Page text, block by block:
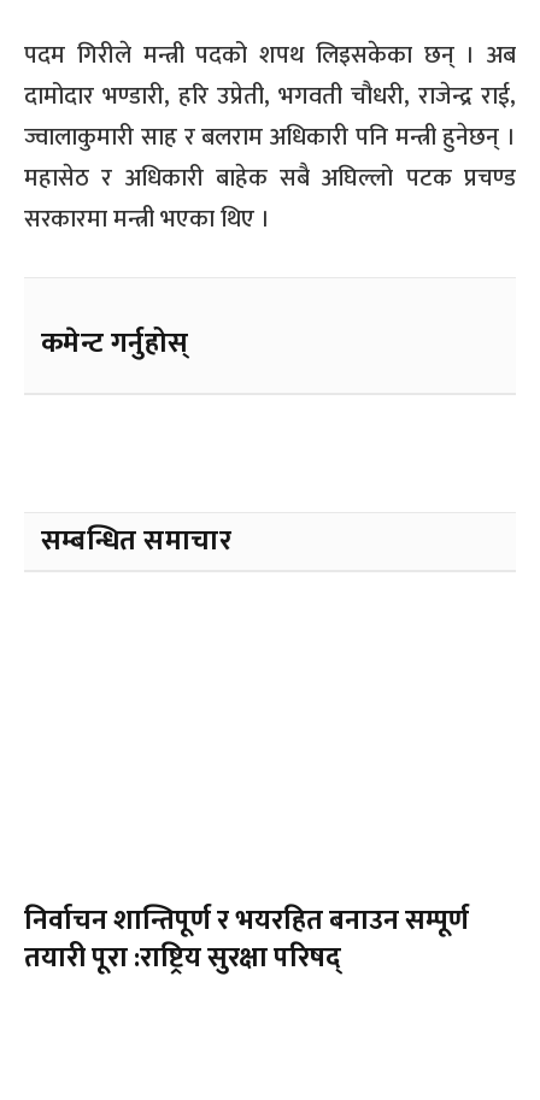
पदम गिरीले मन्त्री पदको शपथ लिइसकेका छन् । अब
दामोदार भण्डारी, हरि उप्रेती, भगवती चौधरी, राजेन्द्र राई,
ज्वालाकुमारी साह र बलराम अधिकारी पनि मन्त्री हुनेछन् ।
महासेठ र अधिकारी बाहेक सबै अघिल्लो पटक प्रचण्ड
सरकारमा मन्त्री भएका थिए ।
कमेन्ट गर्नुहोस्
सम्बन्धित समाचार
निर्वाचन शान्तिपूर्ण र भयरहित बनाउन सम्पूर्ण
तयारी पूरा :राष्ट्रिय सुरक्षा परिषद्